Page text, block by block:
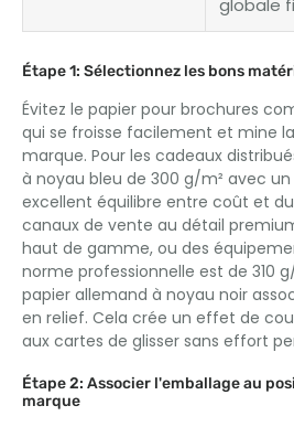
globale
Étape 1: Sélectionnez les bons
Évitez le papier pour brochures
qui se froisse facilement et mine
marque. Pour les cadeaux
à noyau bleu de 300 g/m² avec
excellent équilibre entre coût et
canaux de vente au détail
haut de gamme, ou des
norme professionnelle est de 310
papier allemand à noyau noir
en relief. Cela crée un effet de
aux cartes de glisser sans effort
Étape 2: Associer l'emballage au
marque